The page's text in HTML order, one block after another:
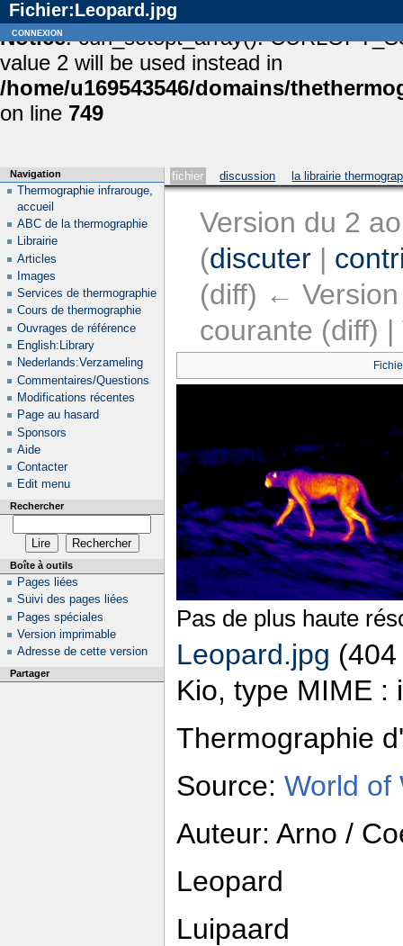
Notice: curl_setopt_array():
value 2 will be used instead in
/home/u169543546/domains/
on line 749
Fichier:Leopard.jpg
fichier discussion la librairie
Version du 2
(discuter |
(diff) ← Version
courante (diff)
Pas de plus haute
Leopard.jpg
Kio, type MIME :
Thermographie
Source: World of
Auteur: Arno /
Leopard
Luipaard
Navigation
Thermographie infrarouge,
accueil
ABC de la thermographie
Librairie
Articles
Images
Services de thermographie
Cours de thermographie
Ouvrages de référence
English:Library
Nederlands:Verzameling
Commentaires/Questions
Modifications récentes
Page au hasard
Sponsors
Aide
Contacter
Edit menu
Rechercher
Boîte à outils
Pages liées
Suivi des pages liées
Pages spéciales
Version imprimable
Adresse de cette version
Partager
connexion